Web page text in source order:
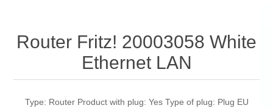
Router Fritz! 20003058 White
Ethernet LAN
Type: Router Product with plug: Yes Type of plug: Plug EU